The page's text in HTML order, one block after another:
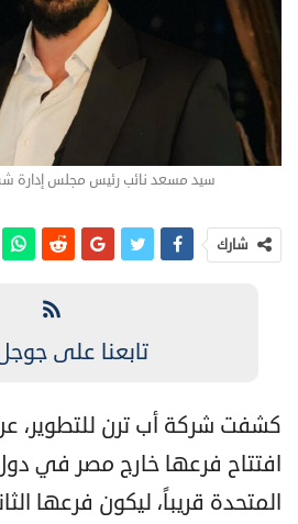
سيد مسعد نائب رئيس مجلس إدارة
شارك
تابعنا على
كشفت شركة أب ترن للتطوير،
افتتاح فرعها خارج مصر في دول
المتحدة قريباً، ليكون فرعها